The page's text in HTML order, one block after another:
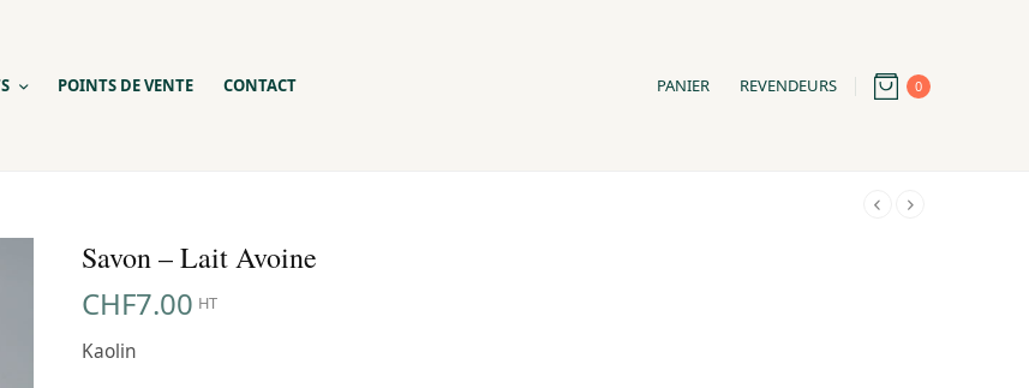
POINTS DE VENTE CONTACT PANIER REVENDEURS 0
Savon – Lait Avoine
CHF7.00 HT
Kaolin